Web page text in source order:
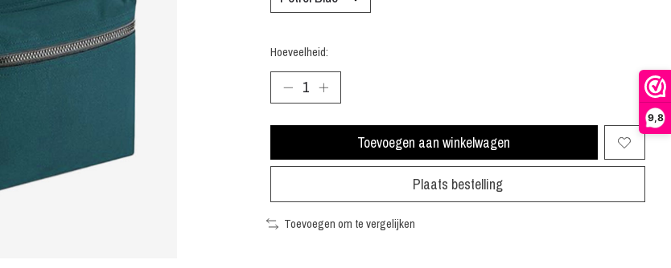
9,8
Hoeveelheid:
Toevoegen aan winkelwagen
Plaats bestelling
Toevoegen om te vergelijken